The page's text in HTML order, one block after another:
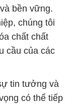
bền vững.
chúng tôi
chất chất
cầu của các
tin tưởng và
có thể tiếp